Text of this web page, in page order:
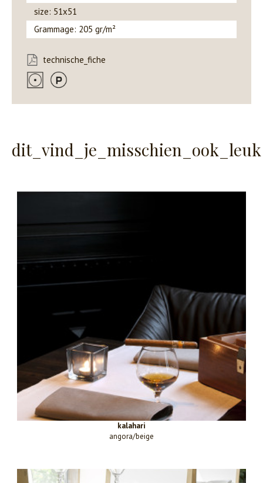
size: 51x51
Grammage: 205 gr/m²
technische_fiche
dit_vind_je_misschien_ook_leuk
kalahari
angora/beige